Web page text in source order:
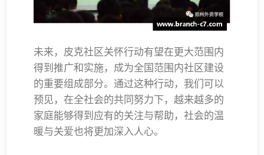
未来，皮克社区关怀行动有望在更大范围内
得到推广和实施，成为全国范围内社区建设
的重要组成部分。通过这种行动，我们可以
预见，在全社会的共同努力下，越来越多的
家庭能够得到应有的关注与帮助，社会的温
暖与关爱也将更加深入人心。